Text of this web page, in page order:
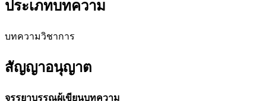
ประเภทบทความ
บทความวิชาการ
สัญญาอนุญาต
จรรยาบรรณผู้เขียนบทความ